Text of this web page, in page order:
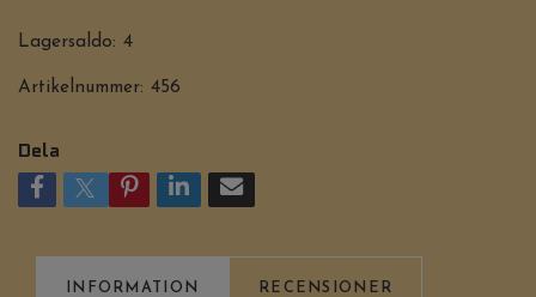
Lagersaldo: 4
Artikelnummer: 456
Dela
INFORMATION RECENSIONER